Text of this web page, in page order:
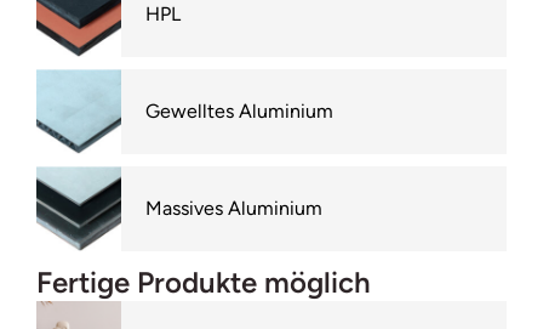
HPL
Gewelltes Aluminium
Massives Aluminium
Fertige Produkte möglich